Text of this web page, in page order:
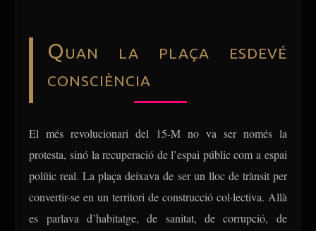
Quan la plaça esdevé
consciència
El més revolucionari del 15-M no va ser només la
protesta, sinó la recuperació de l’espai públic com a espai
polític real. La plaça deixava de ser un lloc de trànsit per
convertir-se en un territori de construcció col·lectiva. Allà
es parlava d’habitatge, de sanitat, de corrupció, de